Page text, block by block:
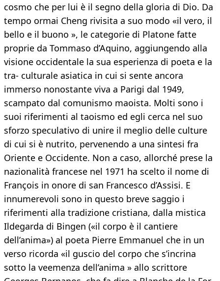
cosmo che per lui è il segno della gloria di Dio. Da
tempo ormai Cheng rivisita a suo modo «il vero, il
bello e il buono », le categorie di Platone fatte
proprie da Tommaso d’Aquino, aggiungendo alla
visione occidentale la sua esperienza di poeta e la
tra- culturale asiatica in cui si sente ancora
immerso nonostante viva a Parigi dal 1949,
scampato dal comunismo maoista. Molti sono i
suoi riferimenti al taoismo ed egli cerca nel suo
sforzo speculativo di unire il meglio delle culture
di cui si è nutrito, pervenendo a una sintesi fra
Oriente e Occidente. Non a caso, allorché prese la
nazionalità francese nel 1971 ha scelto il nome di
François in onore di san Francesco d’Assisi. E
innumerevoli sono in questo breve saggio i
riferimenti alla tradizione cristiana, dalla mistica
Ildegarda di Bingen («il corpo è il cantiere
dell’anima») al poeta Pierre Emmanuel che in un
verso ricorda «il guscio del corpo che s’incrina
sotto la veemenza dell’anima » allo scrittore